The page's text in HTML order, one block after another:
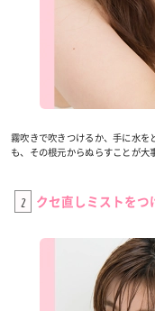
霧吹きで吹きつけるか、手に水を
も、その根元からぬらすことが大
2 クセ直しミストをつ